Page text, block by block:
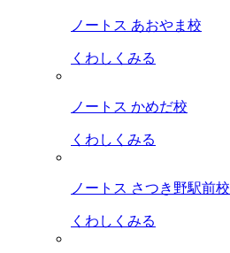
ノートス あおやま校
くわしくみる
ノートス かめだ校
くわしくみる
ノートス さつき野駅前校
くわしくみる